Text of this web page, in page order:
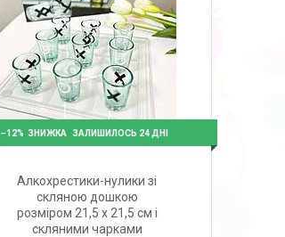
–12% ЗАЛИШИЛОСЬ 24 ДНІ
Алкохрестики-нулики зі
скляною дошкою
розміром 21,5 х 21,5 см і
скляними чарками